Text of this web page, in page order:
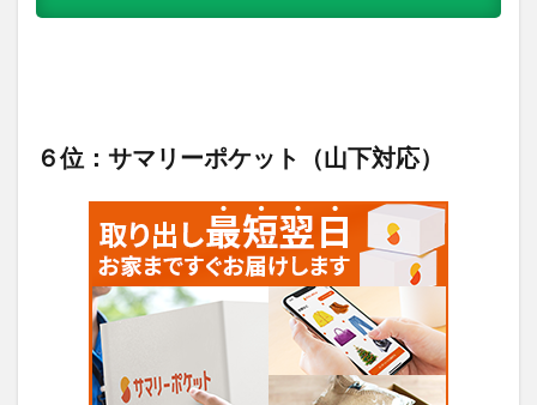
６位：サマリーポケット（山下対応）